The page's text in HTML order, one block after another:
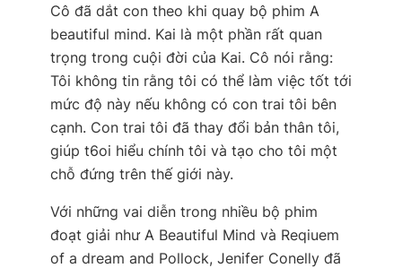
Cô đã dắt con theo khi quay bộ phim A
beautiful mind. Kai là một phần rất quan
trọng trong cuội đời của Kai. Cô nói rằng:
Tôi không tin rằng tôi có thể làm việc tốt tới
mức độ này nếu không có con trai tôi bên
cạnh. Con trai tôi đã thay đổi bản thân tôi,
giúp t6oi hiểu chính tôi và tạo cho tôi một
chỗ đứng trên thế giới này.
Với những vai diễn trong nhiều bộ phim
đoạt giải như A Beautiful Mind và Reqiuem
of a dream and Pollock, Jenifer Conelly đã